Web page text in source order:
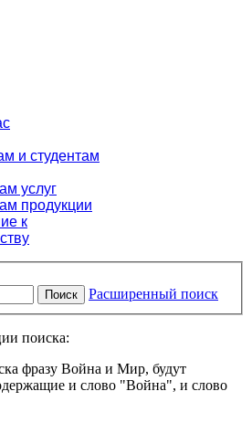
и студентам
услуг
продукции
к
Поиск Расширенный поиск
поиска:
фразу Война и Мир, будут
и слово "Война", и слово